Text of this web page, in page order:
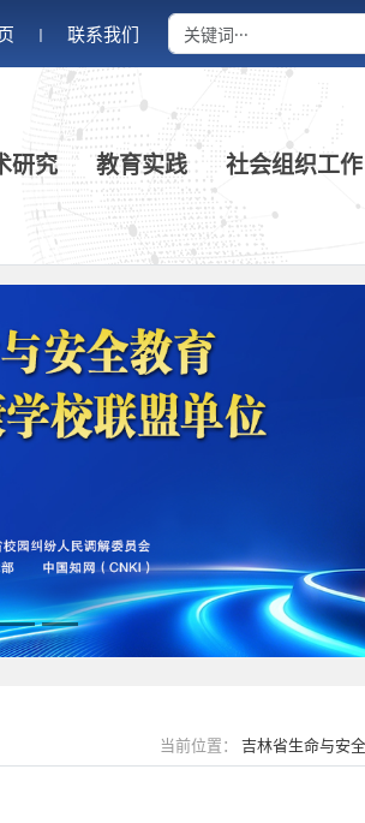
丨 联系我们
研究 教育实践 社会组织工作
当前位置： 吉林省生命与安